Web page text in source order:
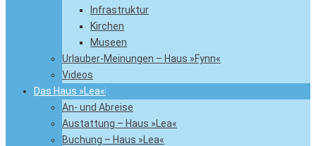
Infrastruktur
Kirchen
Museen
Urlauber-Meinungen – Haus »Fynn«
Videos
Das Haus »Lea«
An- und Abreise
Austattung – Haus »Lea«
Buchung – Haus »Lea«